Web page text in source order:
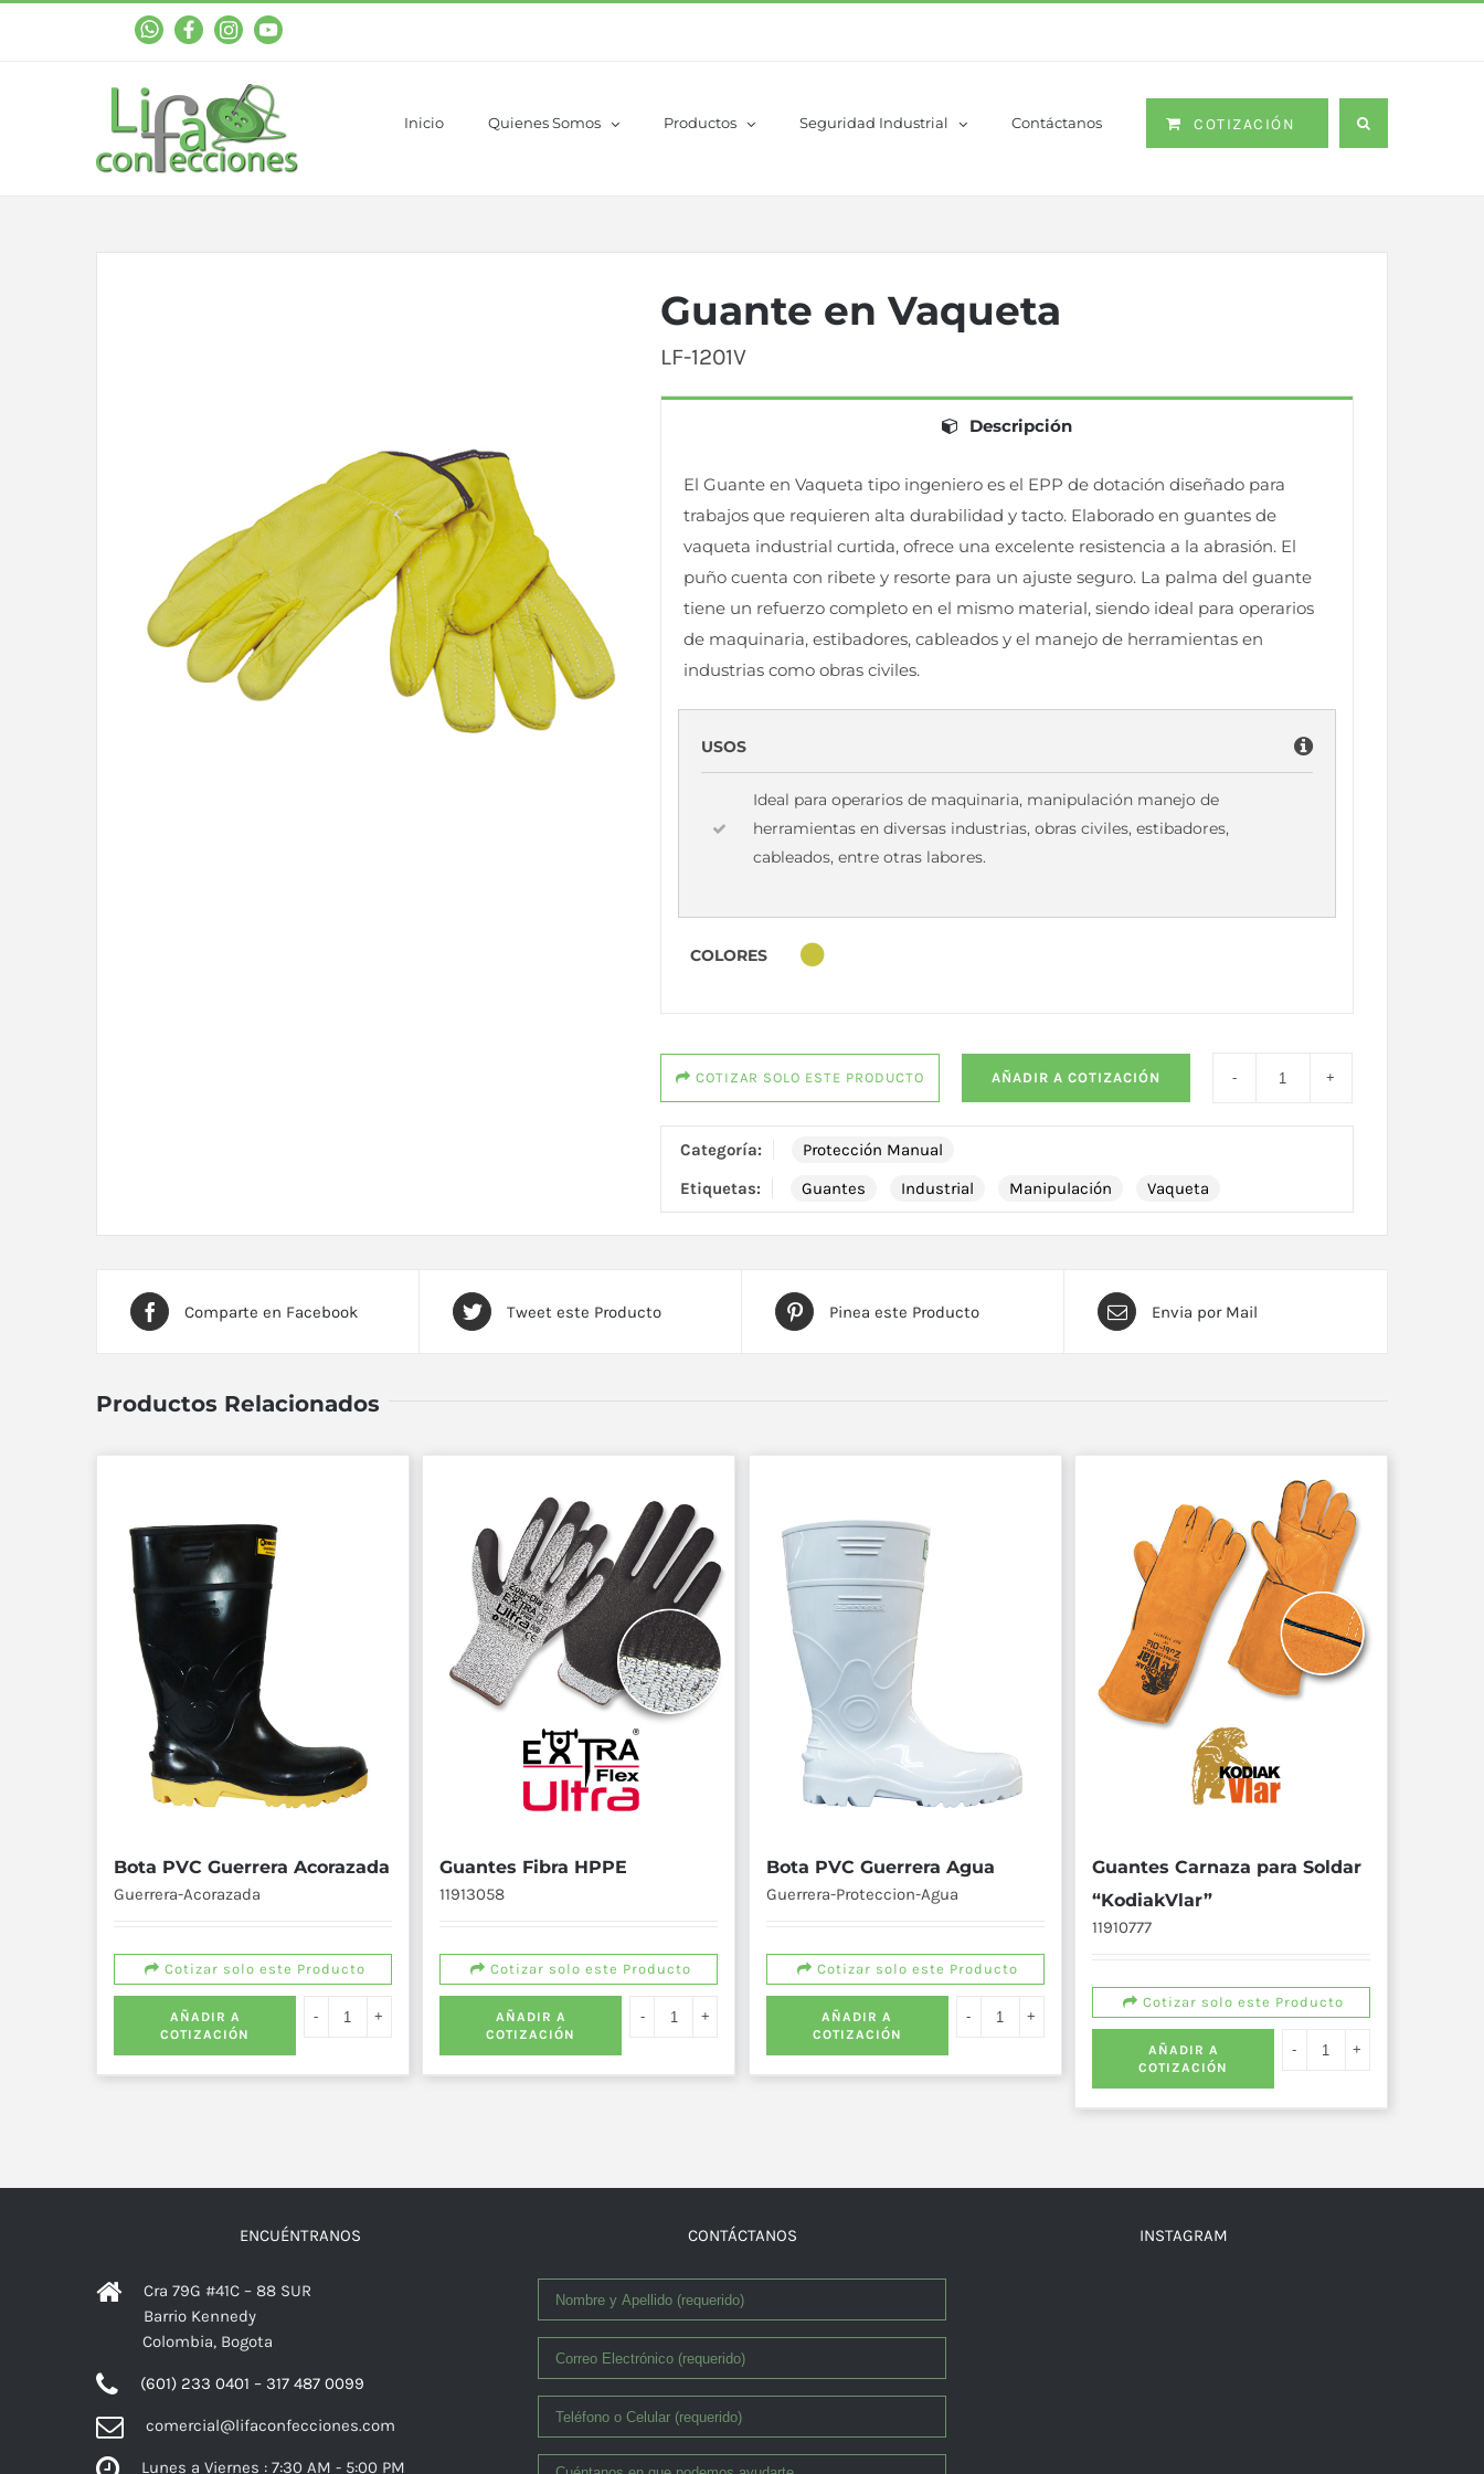
WhastAppFacebookInstagramYouTube
Inicio Quienes Somos Productos Seguridad Industrial Contáctanos COTIZACIÓN
Guante en Vaqueta
LF-1201V
Descripción
El Guante en Vaqueta tipo ingeniero es el EPP de dotación diseñado para
trabajos que requieren alta durabilidad y tacto. Elaborado en guantes de
vaqueta industrial curtida, ofrece una excelente resistencia a la abrasión. El
puño cuenta con ribete y resorte para un ajuste seguro. La palma del guante
tiene un refuerzo completo en el mismo material, siendo ideal para operarios
de maquinaria, estibadores, cableados y el manejo de herramientas en
industrias como obras civiles.
USOS
Ideal para operarios de maquinaria, manipulación manejo de
herramientas en diversas industrias, obras civiles, estibadores,
cableados, entre otras labores.
COLORES
COTIZAR SOLO ESTE PRODUCTO AÑADIR A COTIZACIÓN
Categoría:
Protección Manual
Etiquetas:
Guantes Industrial Manipulación Vaqueta
Comparte en Facebook Tweet este Producto Pinea este Producto Envia por Mail
Productos Relacionados
Bota PVC Guerrera Acorazada
Guerrera-Acorazada
Cotizar solo este Producto
AÑADIR A
COTIZACIÓN
Guantes Fibra HPPE
11913058
Cotizar solo este Producto
AÑADIR A
COTIZACIÓN
Bota PVC Guerrera Agua
Guerrera-Proteccion-Agua
Cotizar solo este Producto
AÑADIR A
COTIZACIÓN
Guantes Carnaza para Soldar
“KodiakVlar”
11910777
Cotizar solo este Producto
AÑADIR A
COTIZACIÓN
ENCUÉNTRANOS
Cra 79G #41C – 88 SUR
Barrio Kennedy
Colombia, Bogota
(601) 233 0401 – 317 487 0099
comercial@lifaconfecciones.com
Lunes a Viernes : 7:30 AM - 5:00 PM
CONTÁCTANOS INSTAGRAM